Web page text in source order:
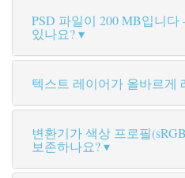
PSD 파일이 200 MB입니
있나요?
텍스트 레이어가 올바르게
변환기가 색상 프로필
보존하나요?